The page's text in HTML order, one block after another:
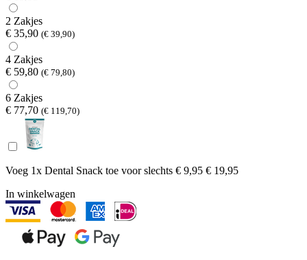
2 Zakjes
€ 35,90 (€ 39,90)
4 Zakjes
€ 59,80 (€ 79,80)
6 Zakjes
€ 77,70 (€ 119,70)
Voeg 1x Dental Snack toe voorslechts € 9,95 € 19,95
In winkelwagen